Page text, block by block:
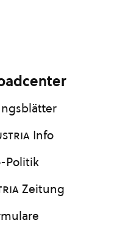
Info
Politik
Zeitung